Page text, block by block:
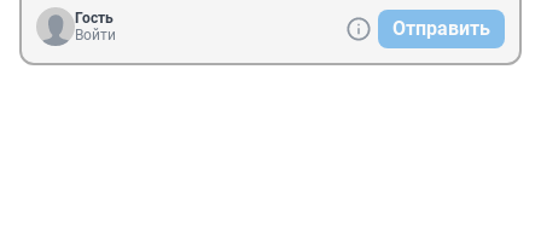
Гость
Войти
Отправить